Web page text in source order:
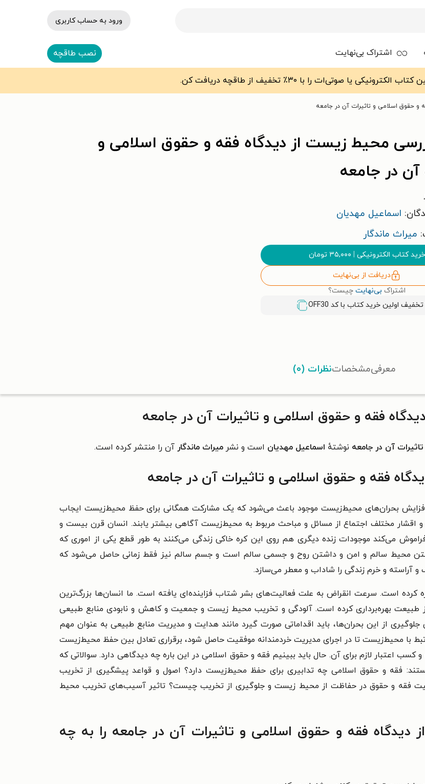
ورود به حساب کاربری
اشتراک بی‌نهایت نصب طاقچه
حقوق اسلامی و تاثیرات آن در جامعه
محیط زیست از دیدگاه فقه و حقوق اسلامی و
آن در جامعه
اسماعیل مهدیان
میراث ماندگار
خرید کتاب الکترونیکی | ۳۵,۰۰۰ تومان
دریافت از بی‌نهایت
اشتراک بی‌نهایت چیست؟
OFF30
معرفیمشخصاتنظرات (۰)
فقه و حقوق اسلامی و تاثیرات آن در جامعه
آن در جامعه نوشتهٔ اسماعیل مهدیان است و نشر میراث ماندگار آن را منتشر کرده است.
فقه و حقوق اسلامی و تاثیرات آن در جامعه
بحران‌های محیط‌زیست موجود باعث می‌شود که یک مشارکت همگانی برای حفظ محیط‌زیست ایجاب
مختلف اجتماع از مسائل و مباحث مربوط به محیط‌زیست آگاهی بیشتر یابند. انسان قرن بیست و
می‌کند موجودات زنده دیگری هم روی این کره خاکی زندگی می‌کنند به طور قطع یکی از اموری که
محیط سالم و امن و داشتن روح و جسمی سالم است و جسم سالم نیز فقط زمانی حاصل می‌شود که
آراسته و خرم زندگی را شاداب و معطر می‌سازد.
کرده است. سرعت انقراض به علت فعالیت‌های بشر شتاب فزاینده‌ای یافته است. ما انسان‌ها بزرگ‌ترین
طبیعت بهره‌برداری کرده است. آلودگی و تخریب محیط زیست و جمعیت و کاهش و نابودی منابع طبیعی
جلوگیری از این بحران‌ها، باید اقداماتی صورت گیرد مانندهدایت و مدیریت منابع طبیعی به عنوان مهم
با محیط‌زیست تا در اجرای مدیریت خردمندانه موفقیت حاصل شود، برقراری تعادل بین حفظ محیط‌زیست
اعتبار لازم برای آن. حال باید ببینیم فقه و حقوق اسلامی در این باره چه دیدگاهی دارد. سوالاتی که
فقه و حقوق اسلامی چه تدابیری برای حفظ محیط‌زیست دارد؟ اصول و قواعد پیشگیری از تخریب
فقه و حقوق در حفاظت از محیط زیست و جلوگیری از تخریب چیست؟ تاثیر آسیب‌های تخریب محیط
فقه و حقوق اسلامی و تاثیرات آن در جامعه را به چه